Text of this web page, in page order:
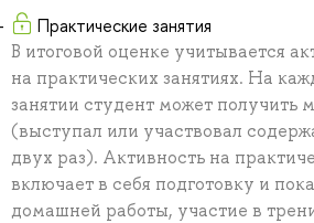
Практические занятия
В итоговой оценке учитывается
на практических занятиях. На
занятии студент может получить
(выступал или участвовал
двух раз). Активность на
включает в себя подготовку и
домашней работы, участие в